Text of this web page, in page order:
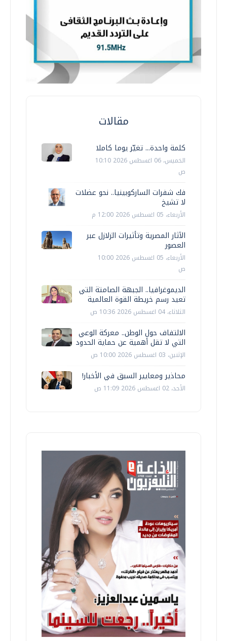
مقالات
كلمة واحدة... تغيّر يوما كاملا
الخميس، 06 اغسطس 2026 10:10
ص
فك شفرات الساركوبينيا.. نحو عضلات
لا تشيخ
الأربعاء، 05 اغسطس 2026 12:00 م
الآثار المصرية وتأثيرات الزلازل عبر
العصور
الأربعاء، 05 اغسطس 2026 10:00
ص
الديموغرافيا.. الجبهة الصامتة التي
تعيد رسم خريطة القوة العالمية
الثلاثاء، 04 اغسطس 2026 10:36 ص
الالتفاف حول الوطن.. معركة الوعي
التي لا تقل أهمية عن حماية الحدود
الإثنين، 03 اغسطس 2026 10:00 ص
محاذير ومعايير السبق في الأخبار!
الأحد، 02 اغسطس 2026 11:09 ص